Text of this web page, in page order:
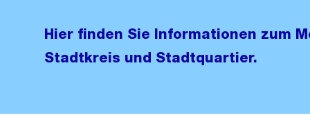
Hier finden Sie Informationen zum
Stadtkreis und Stadtquartier.